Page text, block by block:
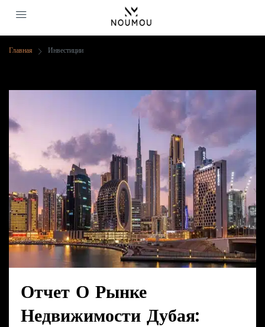
Главная Инвестиции
Отчет О Рынке
Недвижимости Дубая: